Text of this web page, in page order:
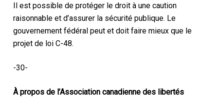
Il est possible de protéger le droit à une caution
raisonnable et d’assurer la sécurité publique. Le
gouvernement fédéral peut et doit faire mieux que le
projet de loi C-48.
-30-
À propos de l’Association canadienne des libertés